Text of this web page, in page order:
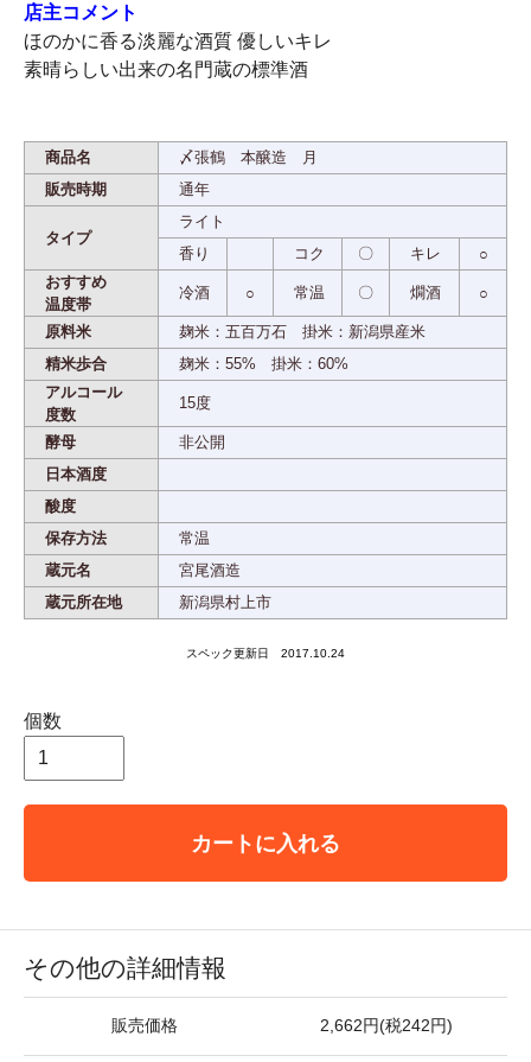
店主コメント
ほのかに香る淡麗な酒質 優しいキレ
素晴らしい出来の名門蔵の標準酒
商品名
〆張鶴 本醸造 月
販売時期
通年
タイプ
ライト
香り
コク 〇 キレ
○
おすすめ
温度帯
冷酒 ○ 常温 〇 燗酒 ○
原料米
麹米：五百万石 掛米：新潟県産米
精米歩合
麹米：55% 掛米：60%
アルコール
度数
15度
酵母
非公開
日本酒度
酸度
保存方法
常温
蔵元名
宮尾酒造
蔵元所在地
新潟県村上市
スペック更新日 2017.10.24
個数
カートに入れる
その他の詳細情報
販売価格 2,662円(税242円)